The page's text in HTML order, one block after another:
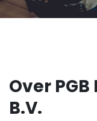
Over
B.V.